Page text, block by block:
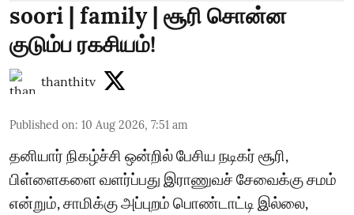
soori | family | சூரி சொன்ன
குடும்ப ரகசியம்!
thanthitv
Published on: 10 Aug 2026, 7:51 am
தனியார் நிகழ்ச்சி ஒன்றில் பேசிய நடிகர் சூரி,
பிள்ளைகளை வளர்ப்பது இராணுவச் சேவைக்கு சமம்
என்றும், சாமிக்கு அப்புறம் பொண்டாட்டி இல்லை,